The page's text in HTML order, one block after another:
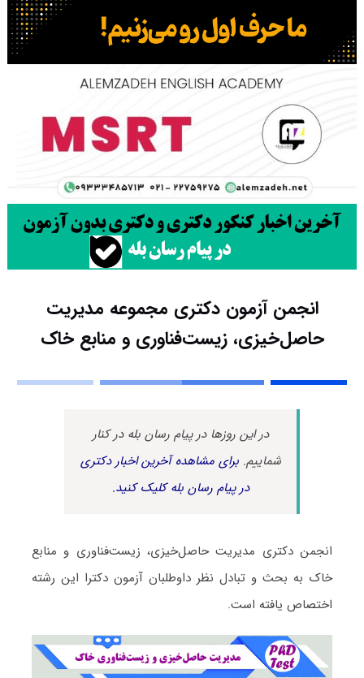
انجمن آزمون دکتری مجموعه مدیریت
حاصل‌خیزی، زیست‌فناوری و منابع خاک
در این روزها در پیام رسان بله در کنار
شماییم.برای مشاهده آخرین اخبار دکتری
در پیام رسان بله کلیک کنید.
انجمن دکتری مدیریت حاصل‌خیزی، زیست‌فناوری و منابع
خاک به بحث و تبادل نظر داوطلبان آزمون دکترا این رشته
اختصاص یافته است.